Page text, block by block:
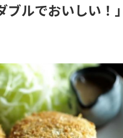
ルでおいしい！」